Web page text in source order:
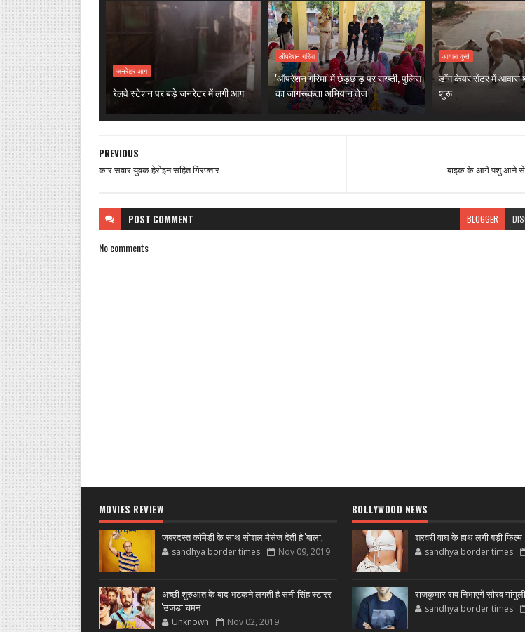
जनरेटर आग
रेलवे स्टेशन पर बड़े जनरेटर में लगी आग
ऑपरेशन गरिमा
'ऑपरेशन गरिमा' में छेड़छाड़ पर सख्ती, पुलिस
का जागरूकता अभियान तेज
आवारा कुत्ते
डॉग केयर सेंटर में आवारा
शुरू
बाइक के आगे पशु आने से
PREVIOUS
कार सवार युवक हेरोइन सहित गिरफ्तार
POST COMMENT BLOGGER
No comments
MOVIES REVIEW
जबरदस्त कॉमेडी के साथ सोशल मैसेज देती है 'बाला,
sandhya border times Nov 09, 2019
अच्छी शुरुआत के बाद भटकने लगती है सनी सिंह स्टारर
'उजडा चमन
Unknown Nov 02, 2019
BOLLYWOOD NEWS
शरवरी वाघ के हाथ लगी बड़ी फिल्म
sandhya border times
राजकुमार राव निभाएगें सौरव
sandhya border times